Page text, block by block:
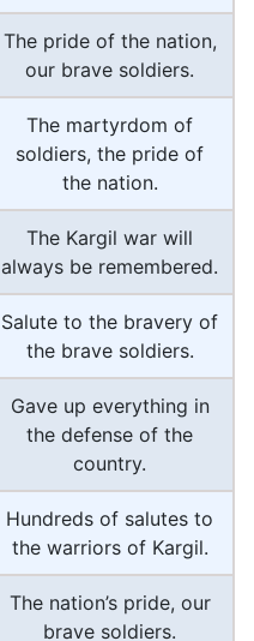
The pride of the nation,
our brave soldiers.
The martyrdom of
soldiers, the pride of
the nation.
The Kargil war will
always be remembered.
Salute to the bravery of
the brave soldiers.
Gave up everything in
the defense of the
country.
Hundreds of salutes to
the warriors of Kargil.
The nation’s pride, our
brave soldiers.